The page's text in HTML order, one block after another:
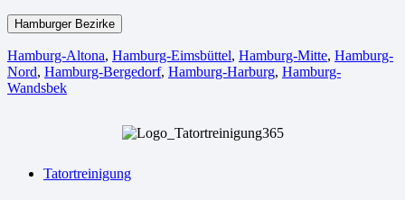
Hamburger Bezirke
Hamburg-Altona, Hamburg-Eimsbüttel, Hamburg-Mitte, Hamburg-
Nord, Hamburg-Bergedorf, Hamburg-Harburg, Hamburg-
Wandsbek
Tatortreinigung